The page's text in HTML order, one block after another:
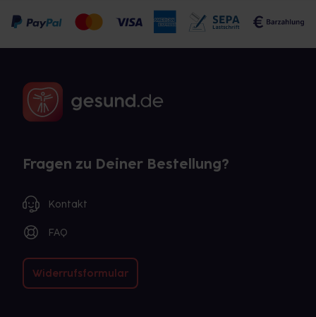
Fragen zu Deiner Bestellung?
Kontakt
FAQ
Widerrufsformular